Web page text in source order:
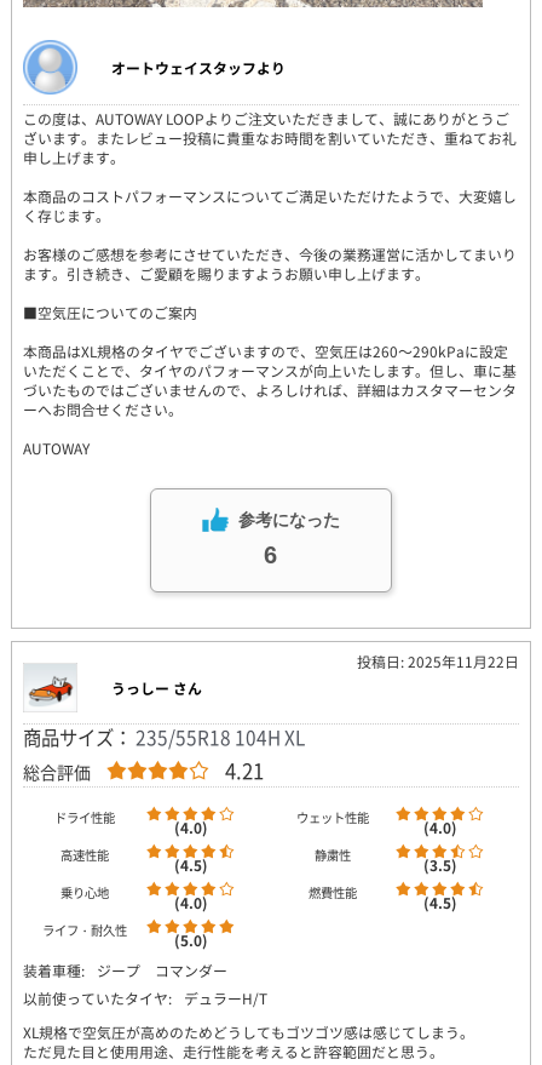
オートウェイスタッフより
この度は、AUTOWAY LOOPよりご注文いただきまして、誠にありがとうご
ざいます。またレビュー投稿に貴重なお時間を割いていただき、重ねてお礼
申し上げます。
本商品のコストパフォーマンスについてご満足いただけたようで、大変嬉し
く存じます。
お客様のご感想を参考にさせていただき、今後の業務運営に活かしてまいり
ます。引き続き、ご愛顧を賜りますようお願い申し上げます。
■空気圧についてのご案内
本商品はXL規格のタイヤでございますので、空気圧は260～290kPaに設定
いただくことで、タイヤのパフォーマンスが向上いたします。但し、車に基
づいたものではございませんので、よろしければ、詳細はカスタマーセンタ
ーへお問合せください。
AUTOWAY
参考になった
6
投稿日: 2025年11月22日
うっしー さん
商品サイズ： 235/55R18 104H XL
総合評価 4.21
ドライ性能 (4.0) ウェット性能 (4.0)
高速性能 (4.5) 静粛性 (3.5)
乗り心地 (4.0) 燃費性能 (4.5)
ライフ・耐久性
(5.0)
装着車種:
ジープ コマンダー
以前使っていたタイヤ:
デュラーH/T
XL規格で空気圧が高めのためどうしてもゴツゴツ感は感じてしまう。
ただ見た目と使用用途、走行性能を考えると許容範囲だと思う。